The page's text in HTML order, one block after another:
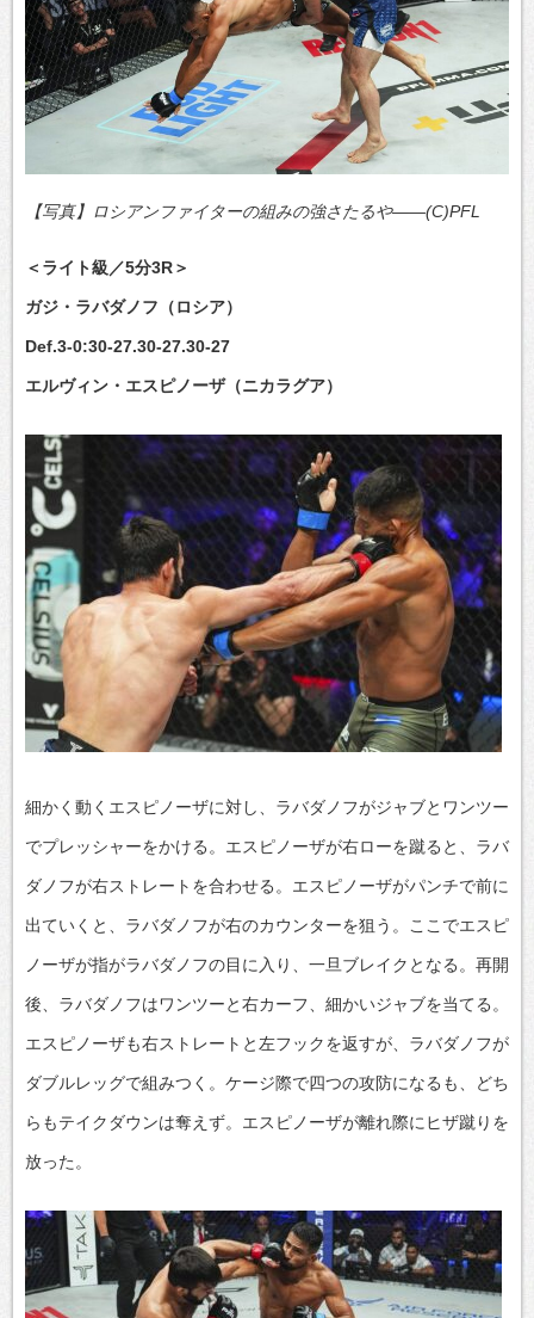
【写真】ロシアンファイターの組みの強さたるや――(C)PFL
＜ライト級／5分3R＞
ガジ・ラバダノフ（ロシア）
Def.3-0:30-27.30-27.30-27
エルヴィン・エスピノーザ（ニカラグア）
細かく動くエスピノーザに対し、ラバダノフがジャブとワンツー
でプレッシャーをかける。エスピノーザが右ローを蹴ると、ラバ
ダノフが右ストレートを合わせる。エスピノーザがパンチで前に
出ていくと、ラバダノフが右のカウンターを狙う。ここでエスピ
ノーザが指がラバダノフの目に入り、一旦ブレイクとなる。再開
後、ラバダノフはワンツーと右カーフ、細かいジャブを当てる。
エスピノーザも右ストレートと左フックを返すが、ラバダノフが
ダブルレッグで組みつく。ケージ際で四つの攻防になるも、どち
らもテイクダウンは奪えず。エスピノーザが離れ際にヒザ蹴りを
放った。